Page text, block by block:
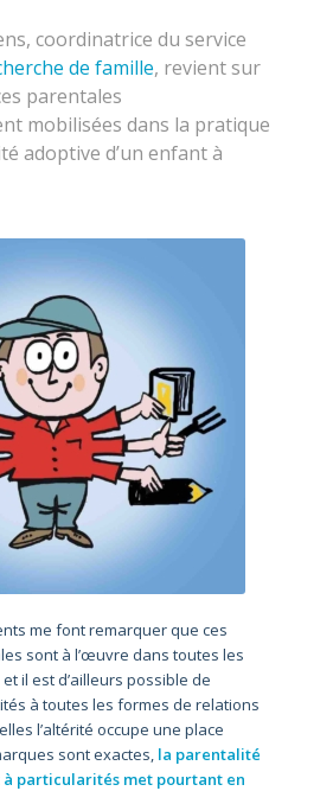
coordinatrice du service
de famille, revient sur
parentales
mobilisées dans la pratique
adoptive d’un enfant à
me font remarquer que ces
sont à l’œuvre dans toutes les
il est d’ailleurs possible de
à toutes les formes de relations
l’altérité occupe une place
sont exactes, la parentalité
à particularités met pourtant en